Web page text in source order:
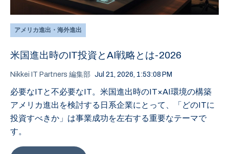
アメリカ進出・海外進出
米国進出時のIT投資とAI戦略とは-2026
Nikkei IT Partners 編集部 Jul 21, 2026, 1:53:08 PM
必要なITと不必要なIT。米国進出時のIT×AI環境の構築
アメリカ進出を検討する日系企業にとって、「どのITに
投資すべきか」は事業成功を左右する重要なテーマで
す。